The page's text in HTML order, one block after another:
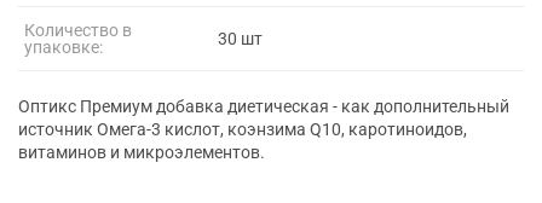
Количество в
упаковке:
30 шт
Оптикс Премиум добавка диетическая - как дополнительный
источник Омега-3 кислот, коэнзима Q10, каротиноидов,
витаминов и микроэлементов.